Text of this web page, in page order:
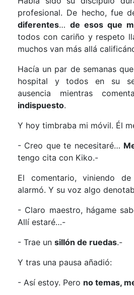
profesional. De hecho, fue
diferentes… de esos que
todos con cariño y respeto
muchos van más allá
Hacía un par de semanas
hospital y todos en su
ausencia mientras
indispuesto.
Y hoy timbraba mi móvil. Él
- Creo que te necesitaré…
tengo cita con Kiko.-
El comentario, viniendo
alarmó. Y su voz algo
- Claro maestro, hágame
Allí estaré…-
- Trae un sillón de ruedas.-
Y tras una pausa añadió:
- Así estoy. Pero no temas,